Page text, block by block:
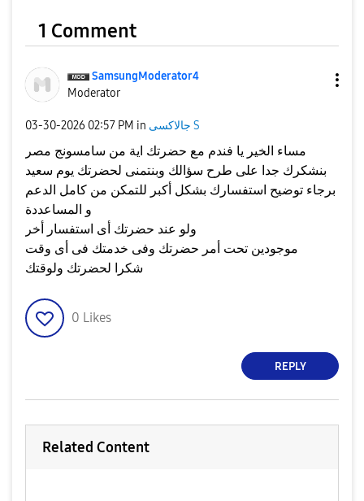
1 Comment
SamsungModerator4
Moderator
‎03-30-2026 02:57 PM in جالاكسى S
مساء الخير يا فندم مع حضرتك اية من سامسونج مصر
بنشكرك جدا على طرح سؤالك وبنتمنى لحضرتك يوم سعيد
برجاء توضيح استفسارك بشكل أكبر للتمكن من كامل الدعم
و المساعددة
ولو عند حضرتك أى استفسار أخر
موجودين تحت أمر حضرتك وفى خدمتك فى أى وقت
شكرا لحضرتك ولوقتك
0 Likes
REPLY
Related Content